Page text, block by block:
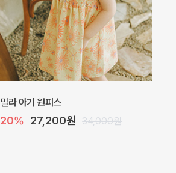
플로아 바디수트
10% 35,100원 39,000원